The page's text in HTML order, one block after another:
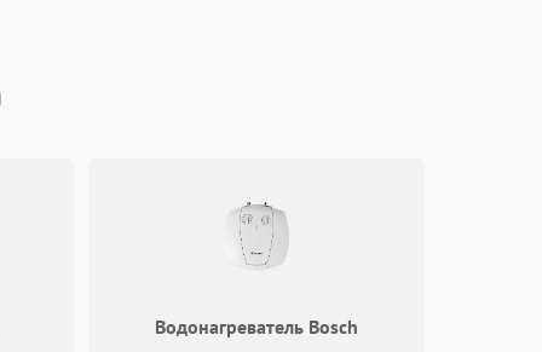
Подробнее →
Водонагреватель Bosch